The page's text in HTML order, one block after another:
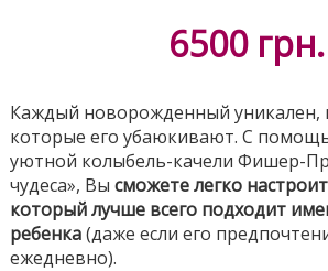
6500 грн.
Каждый новорожденный уникален,
которые его убаюкивают. С
уютной колыбель-качели Фишер-
чудеса», Вы сможете легко
который лучше всего подходит
ребенка(даже если его
ежедневно).